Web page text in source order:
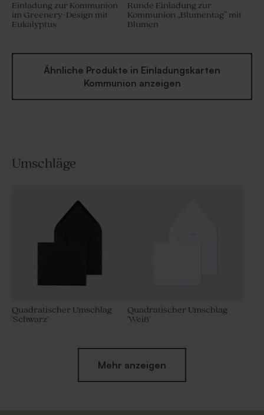
Einladung zur Kommunion
im Greenery-Design mit
Eukalyptus
Runde Einladung zur
Kommunion „Blumentag” mit
Blumen
Ähnliche Produkte in Einladungskarten
Kommunion anzeigen
Umschläge
Quadratischer Umschlag
'Schwarz'
Quadratischer Umschlag
'Weiß'
Mehr anzeigen